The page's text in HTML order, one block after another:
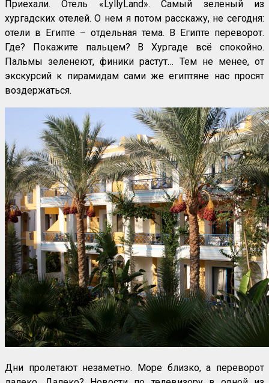
Приехали. Отель «LyllyLand». Самый зеленый из
хургадских отелей. О нем я потом расскажу, не сегодня:
отели в Египте – отдельная тема. В Египте переворот.
Где? Покажите пальцем? В Хургаде всё спокойно.
Пальмы зеленеют, финики растут… Тем не менее, от
экскурсий к пирамидам сами же египтяне нас просят
воздержаться.
Дни пролетают незаметно. Море близко, а переворот